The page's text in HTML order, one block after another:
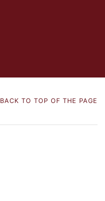
BACK TO TOP OF THE PAGE